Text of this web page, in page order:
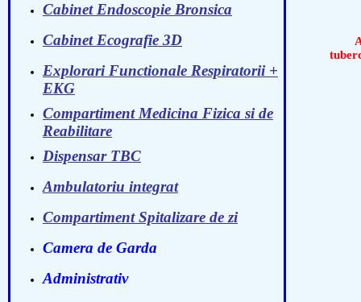
Cabinet Endoscopie Bronsica
Cabinet Ecografie 3D
Explorari Functionale Respiratorii +
EKG
Compartiment Medicina Fizica si de
Reabilitare
Dispensar TBC
Ambulatoriu integrat
Compartiment Spitalizare de zi
Camera de Garda
Administrativ